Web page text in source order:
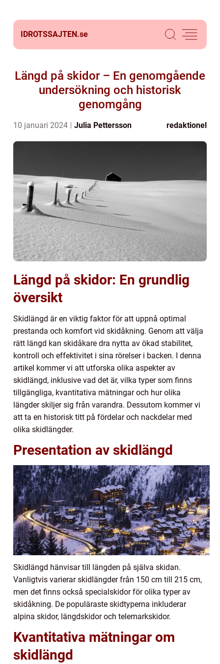
IDROTSSAJTEN.se
Längd på skidor – En genomgående
undersökning och historisk
genomgång
10 januari 2024 Julia Pettersson redaktionel
Längd på skidor: En grundlig
översikt
Skidlängd är en viktig faktor för att uppnå optimal
prestanda och komfort vid skidåkning. Genom att välja
rätt längd kan skidåkare dra nytta av ökad stabilitet,
kontroll och effektivitet i sina rörelser i backen. I denna
artikel kommer vi att utforska olika aspekter av
skidlängd, inklusive vad det är, vilka typer som finns
tillgängliga, kvantitativa mätningar och hur olika
längder skiljer sig från varandra. Dessutom kommer vi
att ta en historisk titt på fördelar och nackdelar med
olika skidlängder.
Presentation av skidlängd
Skidlängd hänvisar till längden på själva skidan.
Vanligtvis varierar skidlängder från 150 cm till 215 cm,
men det finns också specialskidor för olika typer av
skidåkning. De populäraste skidtyperna inkluderar
alpina skidor, längdskidor och telemarkskidor.
Kvantitativa mätningar om
skidlängd